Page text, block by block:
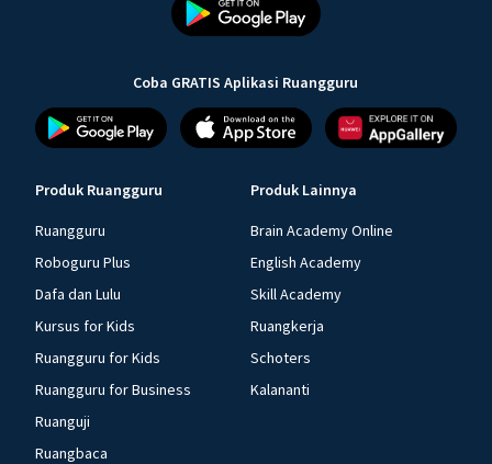
Coba GRATIS Aplikasi Ruangguru
Produk Ruangguru
Ruangguru
Roboguru Plus
Dafa dan Lulu
Kursus for Kids
Ruangguru for Kids
Ruangguru for Business
Ruanguji
Ruangbaca
Produk Lainnya
Brain Academy Online
English Academy
Skill Academy
Ruangkerja
Schoters
Kalananti